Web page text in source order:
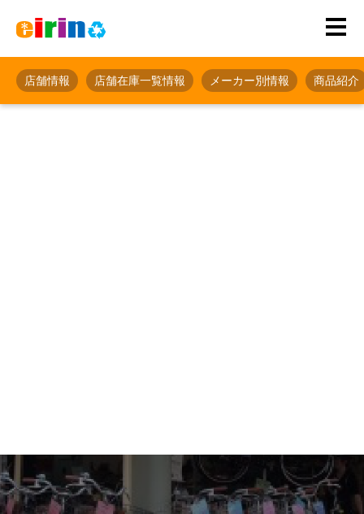
店舗情報 店舗在庫一覧情報 メーカー別情報 商品紹介